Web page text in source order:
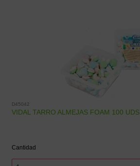
D45042
VIDAL TARRO ALMEJAS FOAM 100 UDS
Cantidad